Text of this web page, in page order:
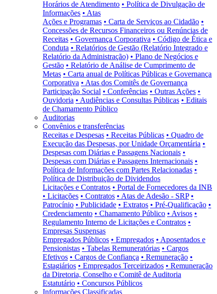
Horários de Atendimento • Política de Divulgação de
Informações • Atas
Ações e Programas • Carta de Serviços ao Cidadão •
Concessões de Recursos Financeiros ou Renúncias de
Receitas • Governança Corporativa • Código de Ética e
Conduta • Relatórios de Gestão (Relatório Integrado e
Relatório da Administração) • Plano de Negócios e
Gestão • Relatório de Análise de Cumprimento de
Metas • Carta anual de Políticas Públicas e Governança
Corporativa • Atas dos Comitês de Governança
Participação Social • Conferências • Outras Ações •
Ouvidoria • Audiências e Consultas Públicas • Editais
de Chamamento Público
Auditorias
Convênios e transferências
Receitas e Despesas • Receitas Públicas • Quadro de
Execução das Despesas, por Unidade Orçamentária •
Despesas com Diárias e Passagens Nacionais •
Despesas com Diárias e Passagens Internacionais •
Política de Informações com Partes Relacionadas •
Política de Distribuição de Dividendos
Licitações e Contratos • Portal de Fornecedores da INB
• Licitações • Contratos • Atas de Adesão - SRP •
Patrocínio • Publicidade • Extratos • Pré-Qualificação •
Credenciamento • Chamamento Público • Avisos •
Regulamento Interno de Licitações e Contratos •
Empresas Suspensas
Empregados Públicos • Empregados • Aposentados e
Pensionistas • Tabelas Remuneratórias • Cargos
Efetivos • Cargos de Confiança • Remuneração •
Estagiários • Empregados Terceirizados • Remuneração
da Diretoria, Conselho e Comitê de Auditoria
Estatutário • Concursos Públicos
Informações Classificadas